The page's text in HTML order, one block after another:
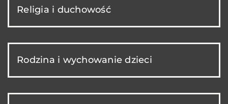
Religia i duchowość
Rodzina i wychowanie dzieci